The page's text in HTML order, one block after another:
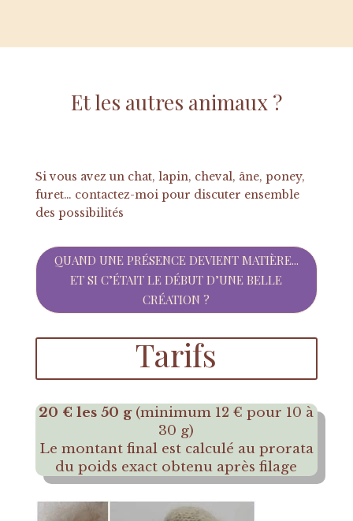
Et les autres animaux ?
Si vous avez un chat, lapin, cheval, âne, poney,
furet… contactez-moi pour discuter ensemble
des possibilités
QUAND UNE PRÉSENCE DEVIENT MATIÈRE...
ET SI C’ÉTAIT LE DÉBUT D’UNE BELLE
CRÉATION ?
Tarifs
20 € les 50 g(minimum 12 € pour 10 à
30 g)
Le montant final est calculé au prorata
du poids exact obtenu après filage